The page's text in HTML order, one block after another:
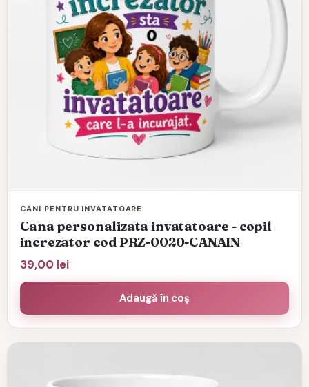
CANI PENTRU INVATATOARE
Cana personalizata invatatoare - copil
increzator cod PRZ-0020-CANAIN
39,00 lei
Adaugă în coș